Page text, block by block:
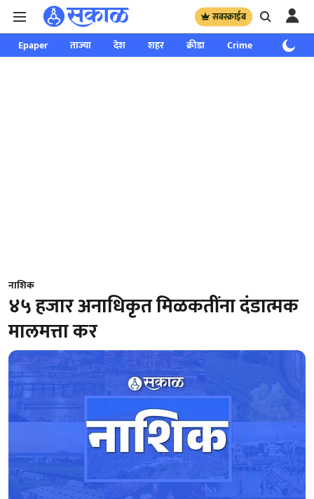
सबस्क्राईब
Epaper ताज्या देश शहर क्रीडा Crime साप्ताहिक
नाशिक
४५ हजार अनाधिकृत मिळकतींना दंडात्मक
मालमत्ता कर